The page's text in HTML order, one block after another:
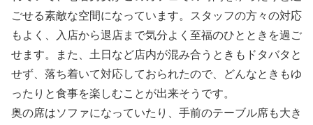
ごせる素敵な空間になっています。スタッフの方々の対応
もよく、入店から退店まで気分よく至福のひとときを過ご
せます。また、土日など店内が混み合うときもドタバタと
せず、落ち着いて対応しておられたので、どんなときもゆ
ったりと食事を楽しむことが出来そうです。
奥の席はソファになっていたり、手前のテーブル席も大き